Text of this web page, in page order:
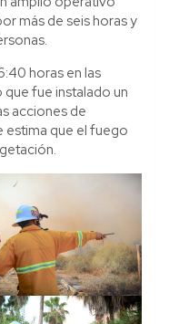
más de seis horas y
horas en las
fue instalado un
acciones de
estima que el fuego